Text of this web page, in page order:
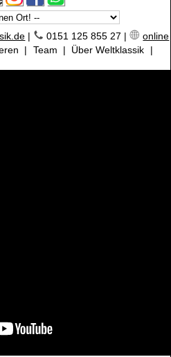
| 0151 125 855 27 |
online
| Team | Über Weltklassik
|